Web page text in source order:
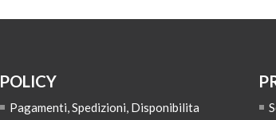
POLICY
Pagamenti, Spedizioni, Disponibilita